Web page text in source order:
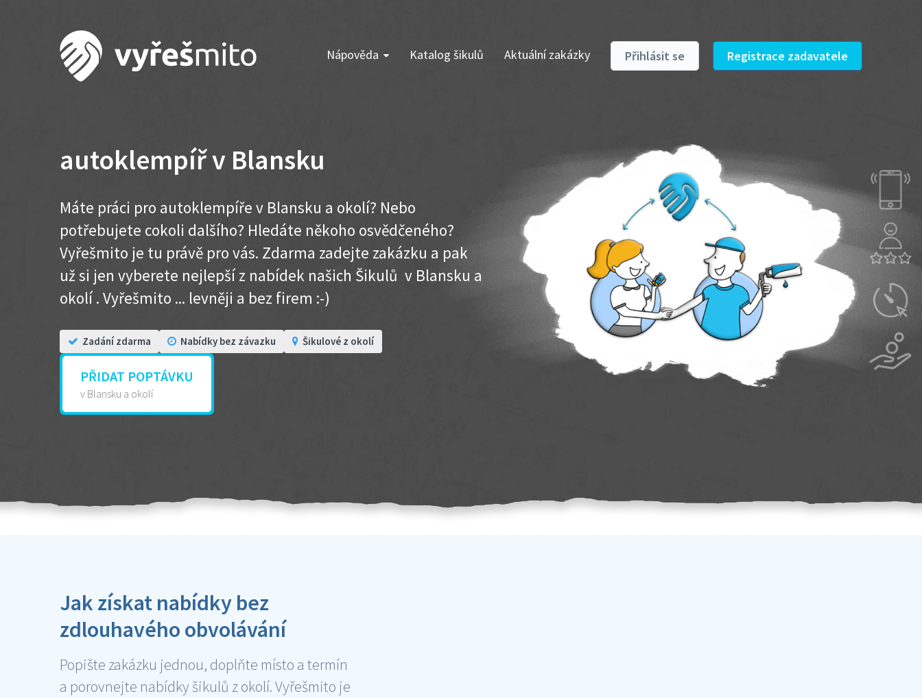
Nápověda Katalog šikulů Aktuální zakázky Přihlásit se Registrace zadavatele
autoklempíř v Blansku
Máte práci pro autoklempíře v Blansku a okolí? Nebo
potřebujete cokoli dalšího? Hledáte někoho osvědčeného?
Vyřešmito je tu právě pro vás. Zdarma zadejte zakázku a pak
už si jen vyberete nejlepší z nabídek našich Šikulů v Blansku a
okolí . Vyřešmito ... levněji a bez firem :-)
Zadání zdarma Nabídky bez závazku Šikulové z okolí
PŘIDAT POPTÁVKU
v Blansku a okolí
Jak získat nabídky bez
zdlouhavého obvolávání
Popište zakázku jednou, doplňte místo a termín
a porovnejte nabídky šikulů z okolí. Vyřešmito je